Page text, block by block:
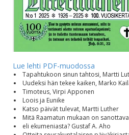
Lue lehti PDF-muodossa
Tapahtukoon sinun tahtosi, Martti
Uudeksi hän tekee kaiken, Marko
Timoteus, Virpi Apponen
Loois ja Eunike
Katso päivät tulevat, Martti Luther
Mitä Raamatun mukaan on
eli ekumeniasta? Gustaf A. Aho